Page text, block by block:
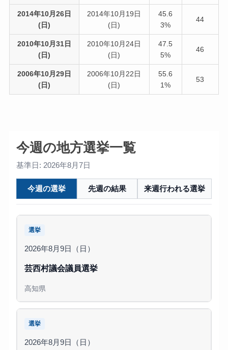
2014年10月26日
(日)
2014年10月19日
(日)
45.6
3%
44
2010年10月31日
(日)
2010年10月24日
(日)
47.5
5%
46
2006年10月29日
(日)
2006年10月22日
(日)
55.6
1%
53
今週の地方選挙一覧
基準日: 2026年8月7日
今週の選挙 先週の結果 来週行われる選挙
選挙
2026年8月9日（日）
芸西村議会議員選挙
高知県
選挙
2026年8月9日（日）